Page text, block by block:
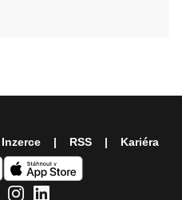
Inzerce RSS Kariéra